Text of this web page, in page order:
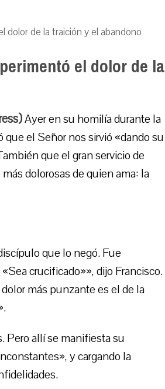
dolor de la traición y el abandono
el dolor de la
Ayer en su homilía durante la
el Señor nos sirvió «dando su
que el gran servicio de
dolorosas de quien ama: la
que lo negó. Fue
crucificado»», dijo Francisco.
más punzante es el de la
Pero allí se manifiesta su
y cargando la